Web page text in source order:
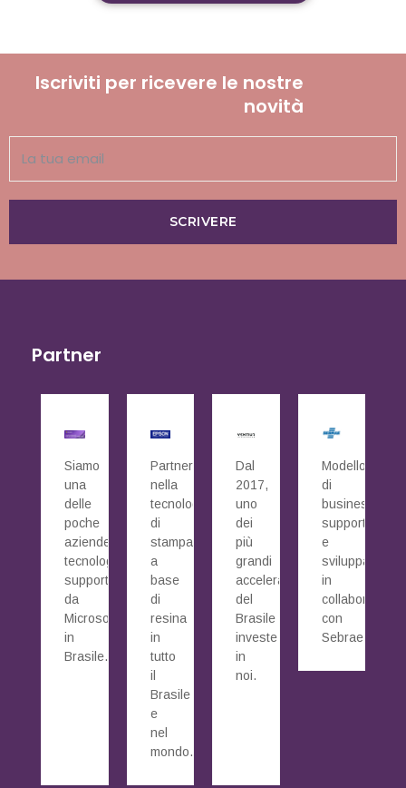
Iscriviti per ricevere le nostre
novità
SCRIVERE
Partner
Siamo
una
delle
poche
aziende
tecnologiche
supportate
da
Microsoft
in
Brasile.
Partner
nella
tecnologia
di
stampa
a
base
di
resina
in
tutto
il
Brasile
e
nel
mondo.
Dal
2017,
uno
dei
più
grandi
acceleratori
del
Brasile
investe
in
noi.
Modello
di
business
supportato
e
sviluppato
in
collaborazione
con
Sebrae.